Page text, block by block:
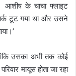
के चाचा फ्लाइट
टूट गया था और उसने
उसका अभी तक कोई
मायूस होता जा रहा